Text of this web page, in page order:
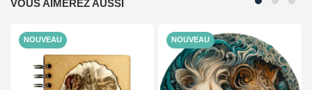
VOUS AIMEREZ AUSSI
NOUVEAU NOUVEAU